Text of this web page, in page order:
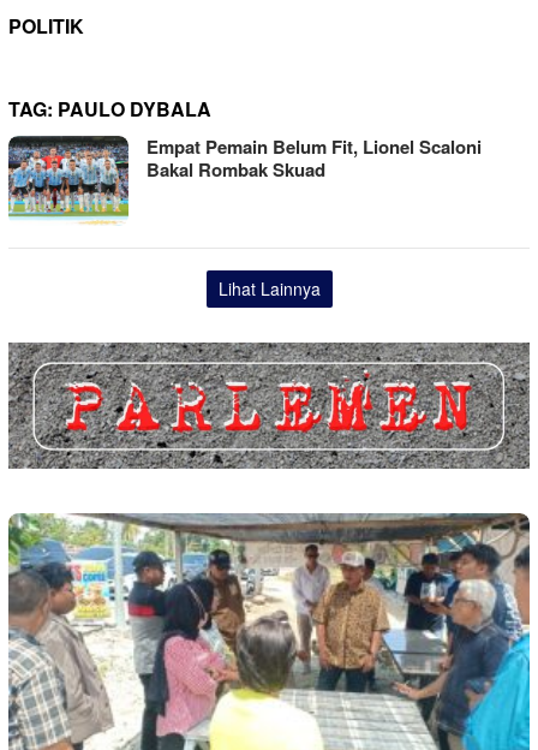
POLITIK
TAG: PAULO DYBALA
Empat Pemain Belum Fit, Lionel Scaloni
Bakal Rombak Skuad
Lihat Lainnya